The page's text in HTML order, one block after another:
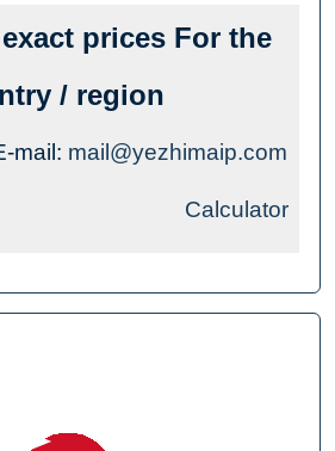
prices For the
/ region
mail: mail@yezhimaip.com
Calculator